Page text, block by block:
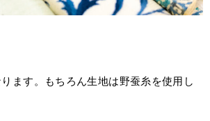
ます。もちろん生地は野蚕糸を使用し